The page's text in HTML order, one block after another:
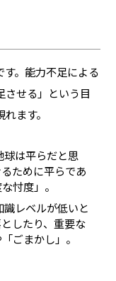
。能力不足による
させる」という目
ます。
球は平らだと思
ために平らであ
忖度」。
識レベルが低いと
したり、重要な
ごまかし」。